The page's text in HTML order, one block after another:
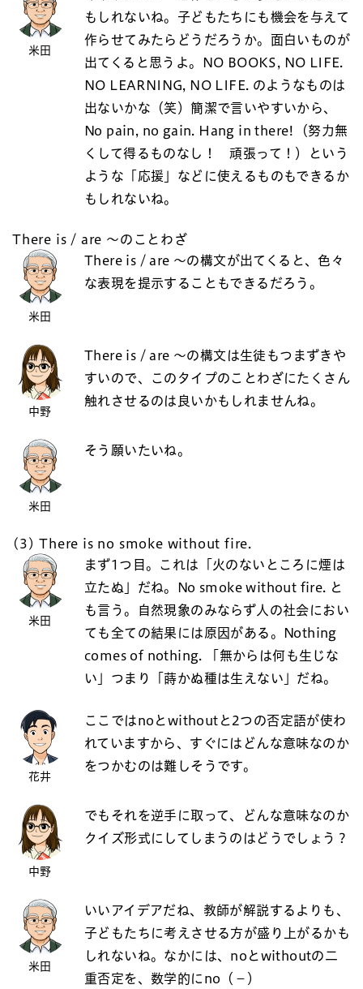
米田
もしれないね。子どもたちにも機会を与えて
作らせてみたらどうだろうか。面白いものが
出てくると思うよ。NO BOOKS, NO LIFE.
NO LEARNING, NO LIFE. のようなものは
出ないかな（笑）簡潔で言いやすいから、
No pain, no gain. Hang in there!（努力無
くして得るものなし！ 頑張って！）という
ような「応援」などに使えるものもできるか
もしれないね。
There is / are ～のことわざ
米田
There is / are ～の構文が出てくると、色々
な表現を提示することもできるだろう。
中野
There is / are ～の構文は生徒もつまずきや
すいので、このタイプのことわざにたくさん
触れさせるのは良いかもしれませんね。
米田
そう願いたいね。
(3) There is no smoke without fire.
米田
まず1つ目。これは「火のないところに煙は
立たぬ」だね。No smoke without fire. と
も言う。自然現象のみならず人の社会におい
ても全ての結果には原因がある。Nothing
comes of nothing. 「無からは何も生じな
い」つまり「蒔かぬ種は生えない」だね。
花井
ここではnoとwithoutと2つの否定語が使わ
れていますから、すぐにはどんな意味なのか
をつかむのは難しそうです。
中野
でもそれを逆手に取って、どんな意味なのか
クイズ形式にしてしまうのはどうでしょう？
米田
いいアイデアだね、教師が解説するよりも、
子どもたちに考えさせる方が盛り上がるかも
しれないね。なかには、noとwithoutの二
重否定を、数学的にno（－）